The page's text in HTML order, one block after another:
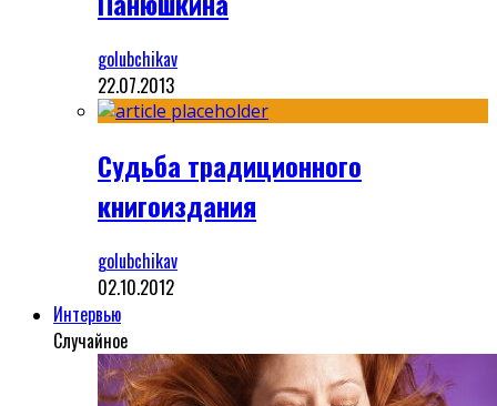
golubchikav
22.07.2013
Судьба традиционного
книгоиздания
golubchikav
02.10.2012
Интервью
Случайное